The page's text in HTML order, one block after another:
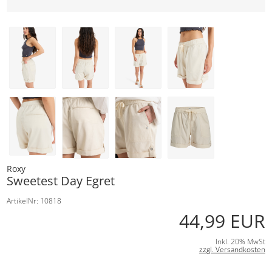
Roxy
Sweetest Day Egret
ArtikelNr: 10818
44,99 EUR
Inkl. 20% MwSt
zzgl. Versandkosten